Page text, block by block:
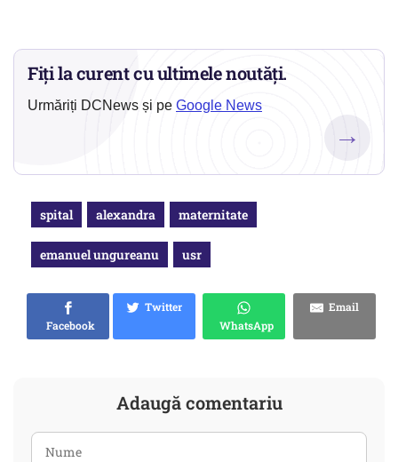
Fiți la curent cu ultimele noutăți.
Urmăriți DCNews și pe Google News
→
spital alexandra maternitate
emanuel ungureanu usr
Facebook
Twitter
WhatsApp
Email
Adaugă comentariu